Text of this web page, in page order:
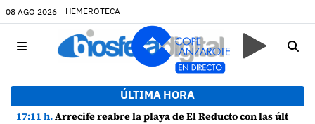
08 AGO 2026 HEMEROTECA
ÚLTIMA HORA
17:11 h.Arrecife reabre la playa de El Reducto con las últimas analíticas mostrando "una buena calidad de las aguas para el baño"